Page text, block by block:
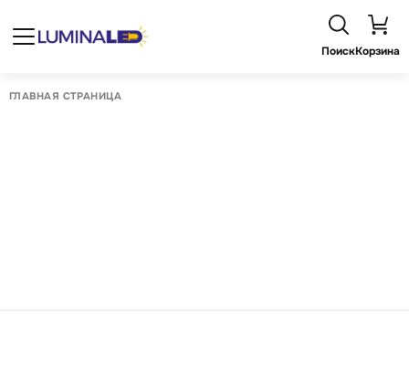
ПоискКорзина
ГЛАВНАЯ СТРАНИЦА